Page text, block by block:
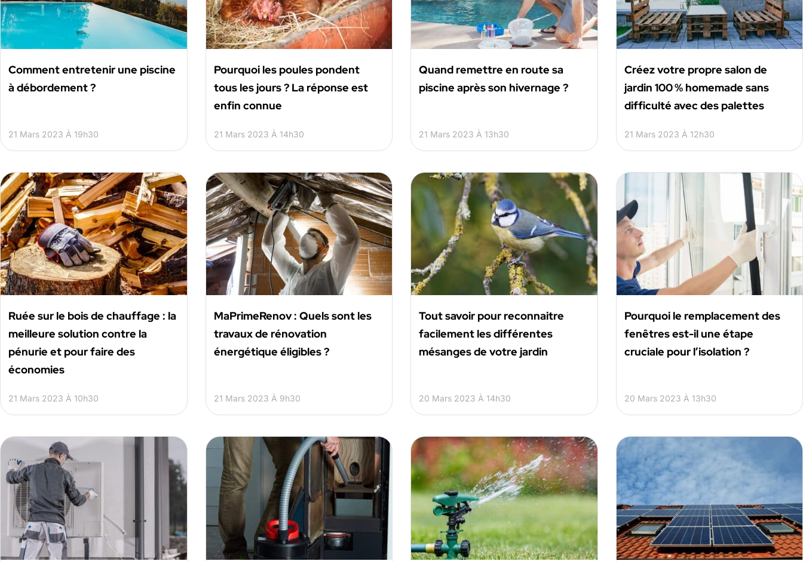
Comment entretenir une piscine
à débordement ?
21 Mars 2023 À 19h30
Pourquoi les poules pondent
tous les jours ? La réponse est
enfin connue
21 Mars 2023 À 14h30
Quand remettre en route sa
piscine après son hivernage ?
21 Mars 2023 À 13h30
Créez votre propre salon de
jardin 100 % homemade sans
difficulté avec des palettes
21 Mars 2023 À 12h30
Ruée sur le bois de chauffage : la
meilleure solution contre la
pénurie et pour faire des
économies
21 Mars 2023 À 10h30
MaPrimeRenov : Quels sont les
travaux de rénovation
énergétique éligibles ?
21 Mars 2023 À 9h30
Tout savoir pour reconnaitre
facilement les différentes
mésanges de votre jardin
20 Mars 2023 À 14h30
Pourquoi le remplacement des
fenêtres est-il une étape
cruciale pour l’isolation ?
20 Mars 2023 À 13h30